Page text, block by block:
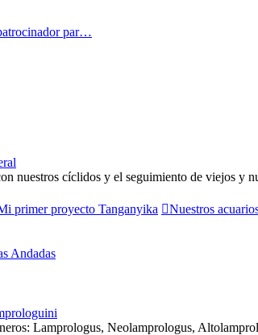
par…
nuestros cíclidos y el seguimiento de viejos y
primer proyecto Tanganyika Nuestros
Andadas
Lamprologus, Neolamprologus,